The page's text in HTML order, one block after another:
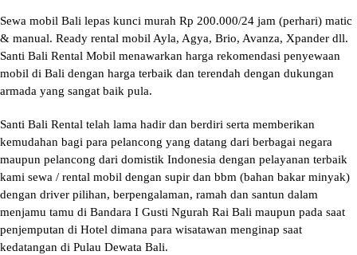
Sewa mobil Bali lepas kunci murah Rp 200.000/24 jam (perhari) matic
& manual. Ready rental mobil Ayla, Agya, Brio, Avanza, Xpander dll.
Santi Bali Rental Mobil menawarkan harga rekomendasi penyewaan
mobil di Bali dengan harga terbaik dan terendah dengan dukungan
armada yang sangat baik pula.
Santi Bali Rental telah lama hadir dan berdiri serta memberikan
kemudahan bagi para pelancong yang datang dari berbagai negara
maupun pelancong dari domistik Indonesia dengan pelayanan terbaik
kami sewa / rental mobil dengan supir dan bbm (bahan bakar minyak)
dengan driver pilihan, berpengalaman, ramah dan santun dalam
menjamu tamu di Bandara I Gusti Ngurah Rai Bali maupun pada saat
penjemputan di Hotel dimana para wisatawan menginap saat
kedatangan di Pulau Dewata Bali.